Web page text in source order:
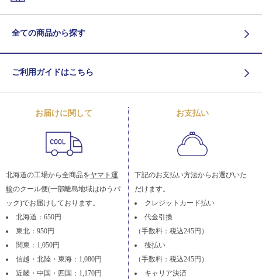
全ての商品から探す
ご利用ガイドはこちら
お届けに関して
北海道の工場から全商品をヤマト運
輸のクール便(一部離島地域はゆうパ
ック)でお届けしております。
北海道：650円
東北：950円
関東：1,050円
信越・北陸・東海：1,080円
近畿・中国・四国：1,170円
お支払い
下記のお支払い方法からお選びいた
だけます。
クレジットカード払い
代金引換
（手数料：税込245円）
後払い
（手数料：税込245円）
キャリア決済